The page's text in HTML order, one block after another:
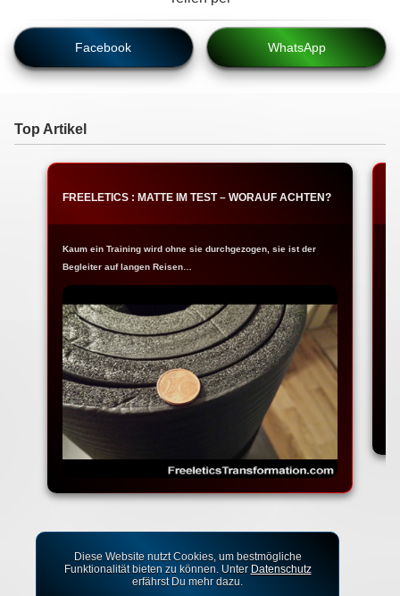
Facebook WhatsApp
Top Artikel
FREELETICS : MATTE IM TEST – WORAUF ACHTEN?
Kaum ein Training wird ohne sie durchgezogen, sie ist der
Begleiter auf langen Reisen…
Diese Website nutzt Cookies, um bestmögliche
Funktionalität bieten zu können. Unter Datenschutz
erfährst Du mehr dazu.